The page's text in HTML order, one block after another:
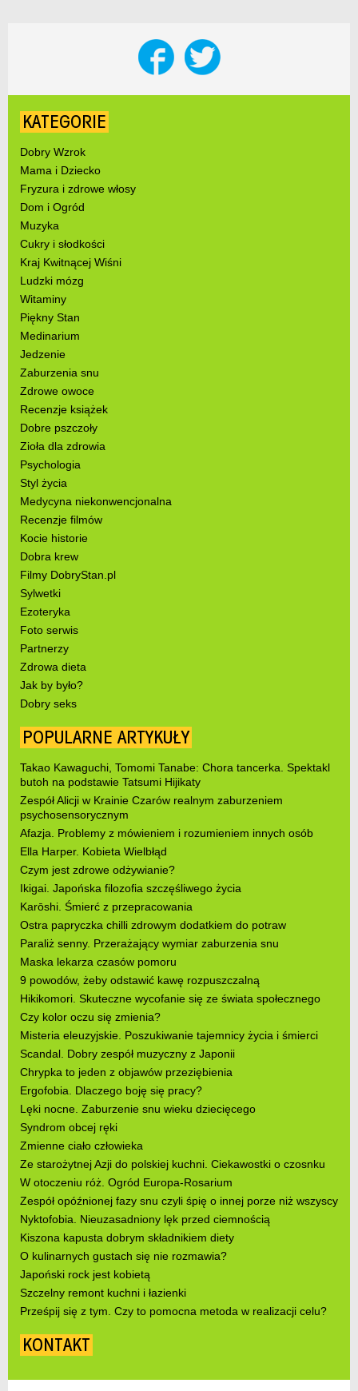
KATEGORIE
Dobry Wzrok
Mama i Dziecko
Fryzura i zdrowe włosy
Dom i Ogród
Muzyka
Cukry i słodkości
Kraj Kwitnącej Wiśni
Ludzki mózg
Witaminy
Piękny Stan
Medinarium
Jedzenie
Zaburzenia snu
Zdrowe owoce
Recenzje książek
Dobre pszczoły
Zioła dla zdrowia
Psychologia
Styl życia
Medycyna niekonwencjonalna
Recenzje filmów
Kocie historie
Dobra krew
Filmy DobryStan.pl
Sylwetki
Ezoteryka
Foto serwis
Partnerzy
Zdrowa dieta
Jak by było?
Dobry seks
POPULARNE ARTYKUŁY
Takao Kawaguchi, Tomomi Tanabe: Chora tancerka. Spektakl
butoh na podstawie Tatsumi Hijikaty
Zespół Alicji w Krainie Czarów realnym zaburzeniem
psychosensorycznym
Afazja. Problemy z mówieniem i rozumieniem innych osób
Ella Harper. Kobieta Wielbłąd
Czym jest zdrowe odżywianie?
Ikigai. Japońska filozofia szczęśliwego życia
Karōshi. Śmierć z przepracowania
Ostra papryczka chilli zdrowym dodatkiem do potraw
Paraliż senny. Przerażający wymiar zaburzenia snu
Maska lekarza czasów pomoru
9 powodów, żeby odstawić kawę rozpuszczalną
Hikikomori. Skuteczne wycofanie się ze świata społecznego
Czy kolor oczu się zmienia?
Misteria eleuzyjskie. Poszukiwanie tajemnicy życia i śmierci
Scandal. Dobry zespół muzyczny z Japonii
Chrypka to jeden z objawów przeziębienia
Ergofobia. Dlaczego boję się pracy?
Lęki nocne. Zaburzenie snu wieku dziecięcego
Syndrom obcej ręki
Zmienne ciało człowieka
Ze starożytnej Azji do polskiej kuchni. Ciekawostki o czosnku
W otoczeniu róż. Ogród Europa-Rosarium
Zespół opóźnionej fazy snu czyli śpię o innej porze niż wszyscy
Nyktofobia. Nieuzasadniony lęk przed ciemnością
Kiszona kapusta dobrym składnikiem diety
O kulinarnych gustach się nie rozmawia?
Japoński rock jest kobietą
Szczelny remont kuchni i łazienki
Prześpij się z tym. Czy to pomocna metoda w realizacji celu?
KONTAKT